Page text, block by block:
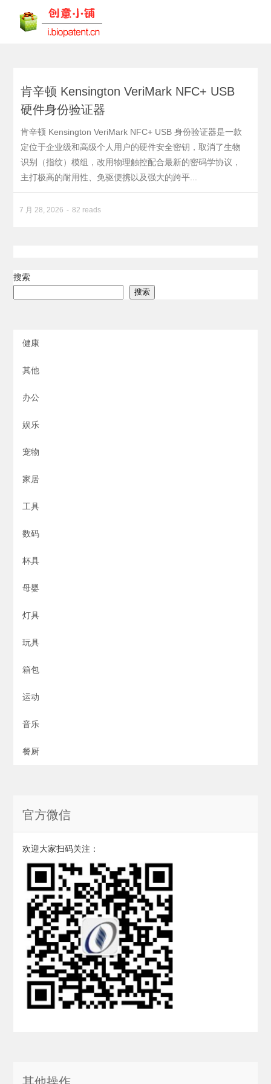
肯辛顿 Kensington VeriMark NFC+ USB
硬件身份验证器
肯辛顿 Kensington VeriMark NFC+ USB 身份验证器是一款
定位于企业级和高级个人用户的硬件安全密钥，取消了生物
识别（指纹）模组，改用物理触控配合最新的密码学协议，
主打极高的耐用性、免驱便携以及强大的跨平...
7 月 28, 2026 82 reads
搜索
搜索
健康
其他
办公
娱乐
宠物
家居
工具
数码
杯具
母婴
灯具
玩具
箱包
运动
音乐
餐厨
官方微信
欢迎大家扫码关注：